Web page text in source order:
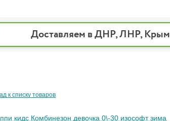
Доставляем в ДНР, ЛНР, Крым
к списку товаров